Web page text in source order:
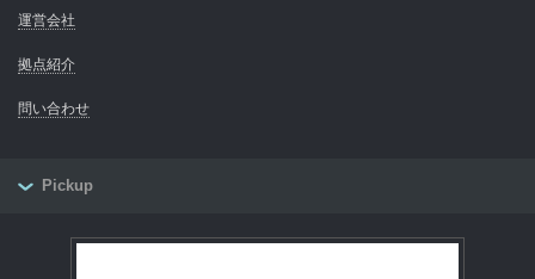
運営会社
拠点紹介
問い合わせ
Pickup